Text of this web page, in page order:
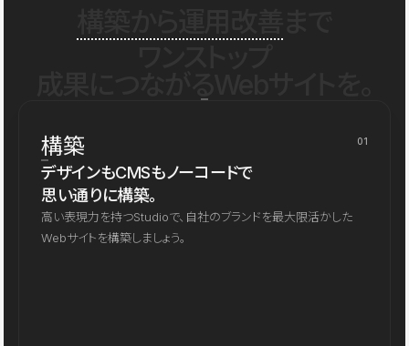
構築 01
デザインもCMSもノーコードで
思い通りに構築。
高い表現力を持つStudioで、自社のブランドを最大限活かした
Webサイトを構築しましょう。